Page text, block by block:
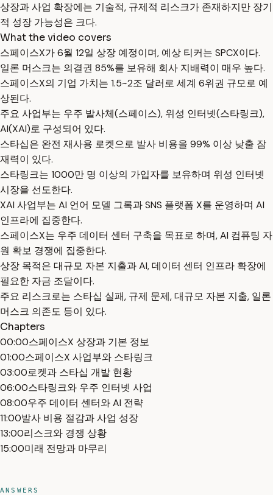
상장과 사업 확장에는 기술적, 규제적 리스크가 존재하지만 장기
적 성장 가능성은 크다.
What the video covers
스페이스X가 6월 12일 상장 예정이며, 예상 티커는 SPCX이다.
일론 머스크는 의결권 85%를 보유해 회사 지배력이 매우 높다.
스페이스X의 기업 가치는 1.5~2조 달러로 세계 6위권 규모로 예
상된다.
주요 사업부는 우주 발사체(스페이스), 위성 인터넷(스타링크),
AI(XAI)로 구성되어 있다.
스타십은 완전 재사용 로켓으로 발사 비용을 99% 이상 낮출 잠
재력이 있다.
스타링크는 1000만 명 이상의 가입자를 보유하며 위성 인터넷
시장을 선도한다.
XAI 사업부는 AI 언어 모델 그록과 SNS 플랫폼 X를 운영하며 AI
인프라에 집중한다.
스페이스X는 우주 데이터 센터 구축을 목표로 하며, AI 컴퓨팅 자
원 확보 경쟁에 집중한다.
상장 목적은 대규모 자본 지출과 AI, 데이터 센터 인프라 확장에
필요한 자금 조달이다.
주요 리스크로는 스타십 실패, 규제 문제, 대규모 자본 지출, 일론
머스크 의존도 등이 있다.
Chapters
00:00스페이스X 상장과 기본 정보
01:00스페이스X 사업부와 스타링크
03:00로켓과 스타십 개발 현황
06:00스타링크와 우주 인터넷 사업
08:00우주 데이터 센터와 AI 전략
11:00발사 비용 절감과 사업 성장
13:00리스크와 경쟁 상황
15:00미래 전망과 마무리
ANSWERS